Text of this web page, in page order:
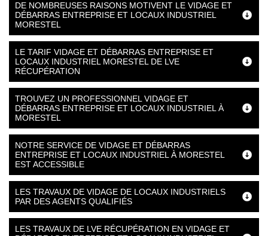
DE NOMBREUSES RAISONS MOTIVENT LE VIDAGE ET
DÉBARRAS ENTREPRISE ET LOCAUX INDUSTRIEL
MORESTEL
LE TARIF VIDAGE ET DÉBARRAS ENTREPRISE ET
LOCAUX INDUSTRIEL MORESTEL DE LVE
RÉCUPÉRATION
TROUVEZ UN PROFESSIONNEL VIDAGE ET
DÉBARRAS ENTREPRISE ET LOCAUX INDUSTRIEL À
MORESTEL
NOTRE SERVICE DE VIDAGE ET DÉBARRAS
ENTREPRISE ET LOCAUX INDUSTRIEL À MORESTEL
EST ACCESSIBLE
LES TRAVAUX DE VIDAGE DE LOCAUX INDUSTRIELS
PAR DES AGENTS QUALIFIÉS
LES TRAVAUX DE LVE RÉCUPÉRATION EN VIDAGE ET